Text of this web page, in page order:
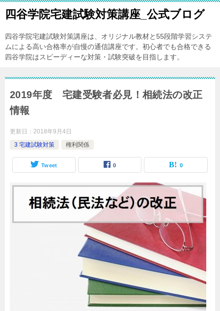
四谷学院宅建試験対策講座_公式ブログ
四谷学院宅建試験対策講座は、オリジナル教材と55段階学習システ
ムによる高い合格率が自慢の通信講座です。初心者でも合格できる
四谷学院はスピーディーな対策・試験突破を目指します。
2019年度 宅建受験者必見！相続法の改正
情報
更新日： 2018年9月4日
3 宅建試験対策
権利関係
Tweet 0 0